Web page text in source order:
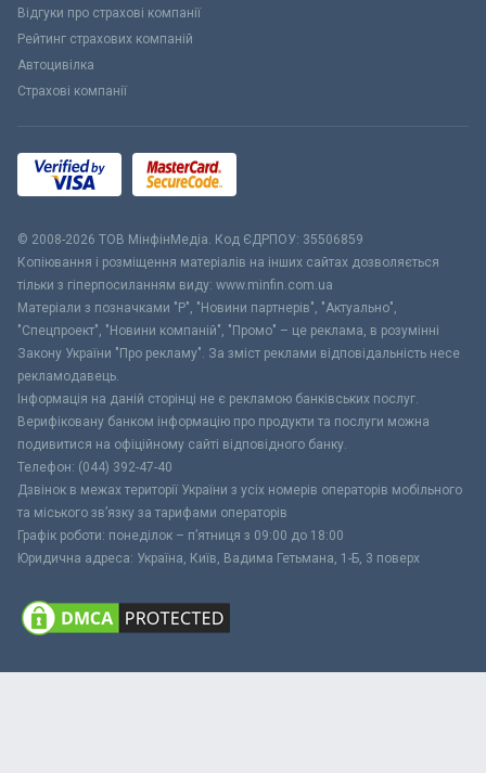
Відгуки про страхові компанії
Рейтинг страхових компаній
Автоцивілка
Страхові компанії
© 2008-2026 ТОВ МiнфiнМедiа. Код ЄДРПОУ: 35506859
Копіювання і розміщення матеріалів на інших сайтах дозволяється
тільки з гіперпосиланням виду: www.minfin.com.ua
Матеріали з позначками "Р", "Новини партнерів", "Актуально",
"Спецпроект", "Новини компаній", "Промо" – це реклама, в розумінні
Закону України "Про рекламу". За зміст реклами відповідальність несе
рекламодавець.
Інформація на даній сторінці не є рекламою банківських послуг.
Верифіковану банком інформацію про продукти та послуги можна
подивитися на офіційному сайті відповідного банку.
Телефон: (044) 392-47-40
Дзвінок в межах території України з усіх номерів операторів мобільного
та міського зв’язку за тарифами операторів
Графік роботи: понеділок – п’ятниця з 09:00 до 18:00
Юридична адреса: Україна, Київ, Вадима Гетьмана, 1-Б, 3 поверх